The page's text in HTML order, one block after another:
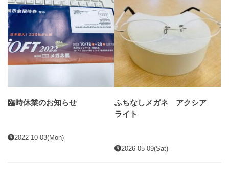
臨時休業のお知らせ
2022-10-03(Mon)
ふちなしメガネ アクシア
ライト
2026-05-09(Sat)